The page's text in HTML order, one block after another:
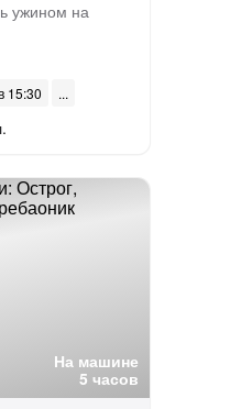
ужином на
15:30
На машине
5 часов